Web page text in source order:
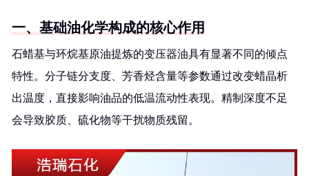
一、基础油化学构成的核心作用
石蜡基与环烷基原油提炼的变压器油具有显著不同的倾点
特性。分子链分支度、芳香烃含量等参数通过改变蜡晶析
出温度，直接影响油品的低温流动性表现。精制深度不足
会导致胶质、硫化物等干扰物质残留。